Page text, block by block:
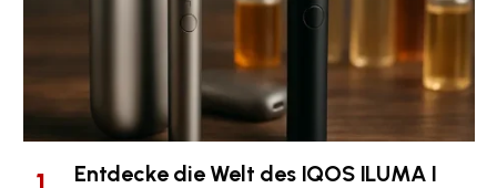
Entdecke die Welt des IQOS ILUMA I